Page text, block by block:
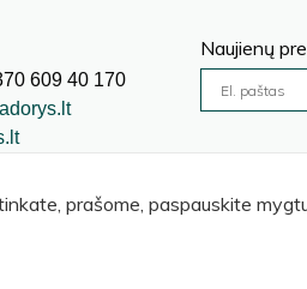
609 40 170
Naujienų
prašome, paspauskite